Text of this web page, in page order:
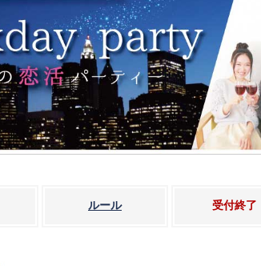
ルール 受付終了